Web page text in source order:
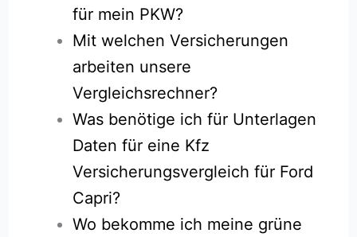
für mein PKW?
Mit welchen Versicherungen
arbeiten unsere
Vergleichsrechner?
Was benötige ich für Unterlagen
Daten für eine Kfz
Versicherungsvergleich für Ford
Capri?
Wo bekomme ich meine grüne